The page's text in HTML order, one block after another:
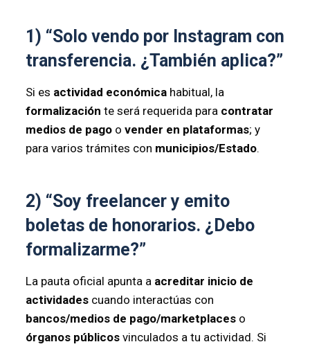
1) “Solo vendo por Instagram con
transferencia. ¿También aplica?”
Si es actividad económicahabitual, la
formalización te será requerida para contratar
medios de pagoo vender en plataformas; y
para varios trámites con municipios/Estado.
2) “Soy freelancer y emito
boletas de honorarios. ¿Debo
formalizarme?”
La pauta oficial apunta a acreditar inicio de
actividadescuando interactúas con
bancos/medios de pago/marketplaceso
órganos públicosvinculados a tu actividad. Si